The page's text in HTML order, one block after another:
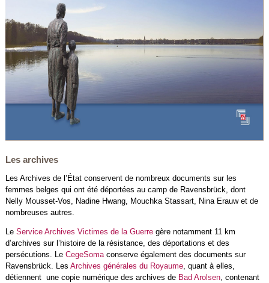
Les archives
Les Archives de l’État conservent de nombreux documents sur les
femmes belges qui ont été déportées au camp de Ravensbrück, dont
Nelly Mousset-Vos, Nadine Hwang, Mouchka Stassart, Nina Erauw et de
nombreuses autres.
Le Service Archives Victimes de la Guerregère notamment 11 km
d’archives sur l’histoire de la résistance, des déportations et des
persécutions. Le CegeSomaconserve également des documents sur
Ravensbrück. Les Archives générales du Royaume, quant à elles,
détiennent une copie numérique des archives de Bad Arolsen, contenant